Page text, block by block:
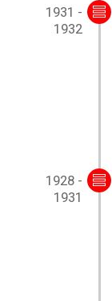
1931 -
1932
1928 -
1931